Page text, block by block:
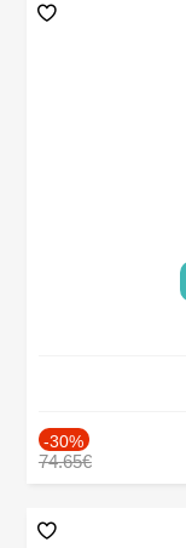
-30%
74.65€